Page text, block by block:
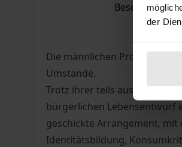
der
Beschreibung
Die männlichen
Umstände.
Trotz ihrer teils ausweglosen
bürgerlichen Lebensentwurf
geschickte Arrangement, mit
Identitätsbildung,